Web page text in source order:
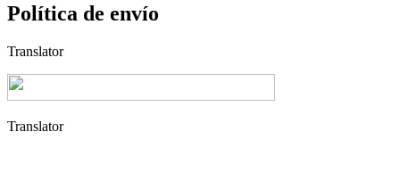
Política de envío
Translator
Translator